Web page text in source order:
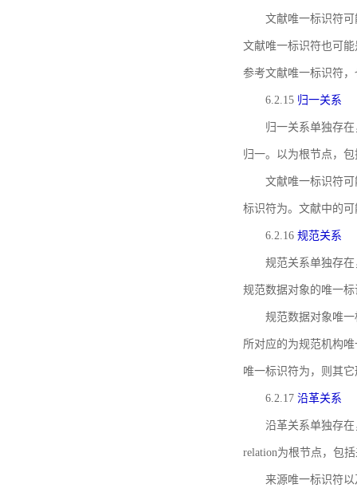
文献唯一标识符
文献唯一标识符也可
参考文献唯一标识符
6.2.15 归一关系
归一关系单独存
归一。以为根节点，
文献唯一标识符
标识符为。文献中的
6.2.16 规范关系
规范关系单独存
规范数据对象的唯一
规范数据对象唯一
所对应的为规范机构
唯一标识符为，则其
6.2.17 沿革关系
沿革关系单独存
relation为根节点，包
来源唯一标识符以